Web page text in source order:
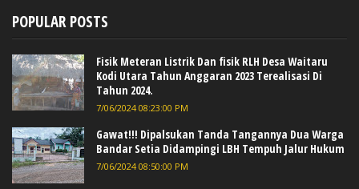
POPULAR POSTS
Fisik Meteran Listrik Dan fisik RLH Desa Waitaru
Kodi Utara Tahun Anggaran 2023 Terealisasi Di
Tahun 2024.
7/06/2024 08:23:00 PM
Gawat!!! Dipalsukan Tanda Tangannya Dua Warga
Bandar Setia Didampingi LBH Tempuh Jalur Hukum
7/06/2024 08:50:00 PM